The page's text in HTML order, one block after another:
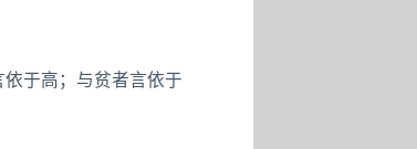
依于高；与贫者言依于